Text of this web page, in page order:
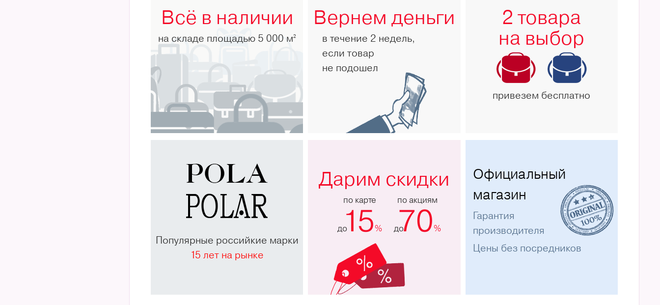
Всё в наличии
на складе площадью 5 000 м2
Вернем деньги
в течение 2 недель,
если товар
не подошел
2 товара
на выбор
привезем бесплатно
Популярные российкие марки
15 лет на рынке
Дарим скидки
по карте
до15%
по акциям
до
70%
Официальный
магазин
Гарантия
производителя
Цены без посредников